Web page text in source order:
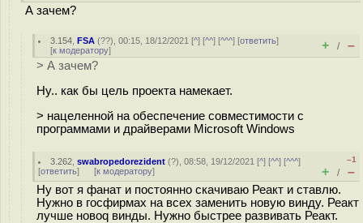
А зачем?
3.154 ,FSA (??), 00:15, 18/12/2021 [^] [^^] [^^^] [ответить]
[к модератору] + / –
> А зачем?
Ну.. как бы цель проекта намекает.
> нацеленной на обеспечение совместимости с
программами и драйверами Microsoft Windows
3.262 ,swabropedorezident (?), 08:58, 19/12/2021 [^] [^^] [^^^]
[ответить] [к модератору]
–1
+ / –
Ну вот я фанат и постоянно скачиваю Реакт и ставлю.
Нужно в госфирмах на всех заменить новую винду. Реакт
лучше новоq винды. Нужно быстрее развивать Реакт.